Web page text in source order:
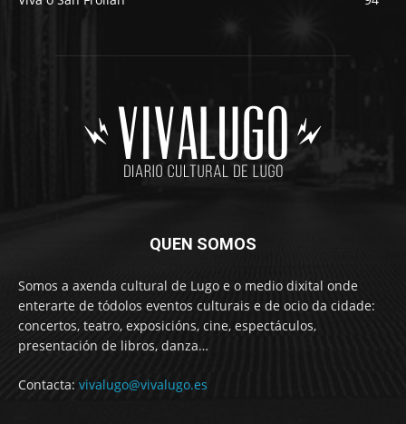
QUEN SOMOS
Somos a axenda cultural de Lugo e o medio dixital onde
enterarte de tódolos eventos culturais e de ocio da cidade:
concertos, teatro, exposicións, cine, espectáculos,
presentación de libros, danza…
Contacta: vivalugo@vivalugo.es